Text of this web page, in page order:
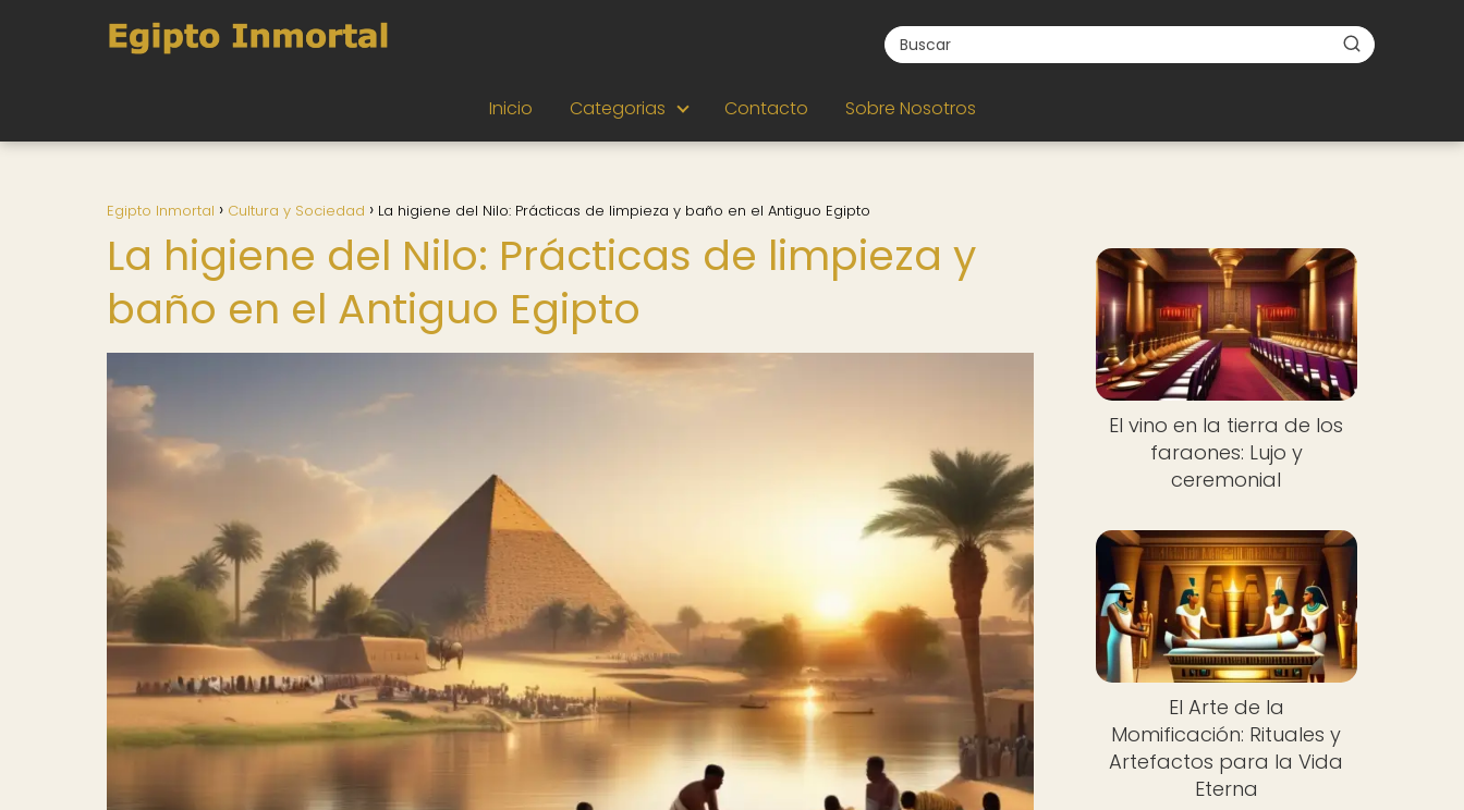
Inicio Categorias Contacto Sobre Nosotros
Egipto Inmortal Cultura y Sociedad La higiene del Nilo: Prácticas de limpieza y baño en el Antiguo Egipto
La higiene del Nilo: Prácticas de limpieza y
baño en el Antiguo Egipto
El vino en la tierra de los
faraones: Lujo y
ceremonial
El Arte de la
Momificación: Rituales y
Artefactos para la Vida
Eterna